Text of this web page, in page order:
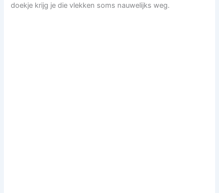
doekje krijg je die vlekken soms nauwelijks weg.